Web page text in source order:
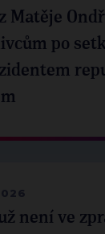
Matěje
po
není ve